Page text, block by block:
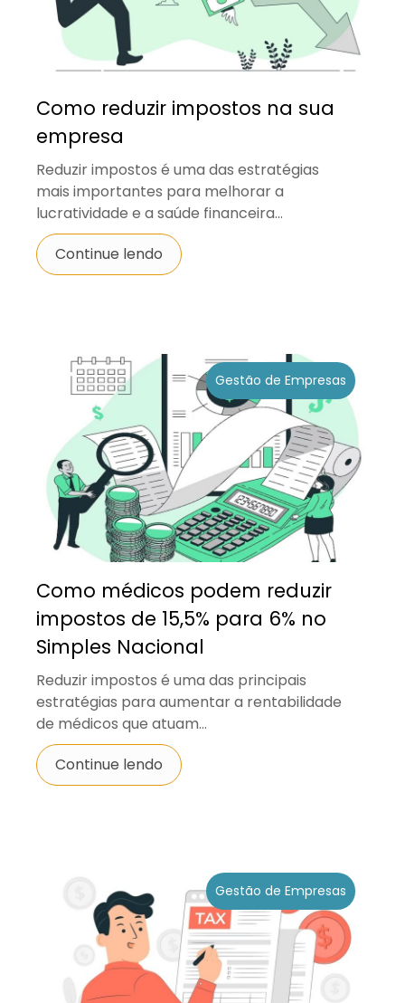
Como reduzir impostos na sua
empresa
Reduzir impostos é uma das estratégias
mais importantes para melhorar a
lucratividade e a saúde financeira...
Continue lendo
Gestão de Empresas
Como médicos podem reduzir
impostos de 15,5% para 6% no
Simples Nacional
Reduzir impostos é uma das principais
estratégias para aumentar a rentabilidade
de médicos que atuam...
Continue lendo
Gestão de Empresas